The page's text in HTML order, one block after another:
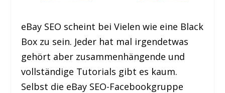
eBay SEO scheint bei Vielen wie eine Black
Box zu sein. Jeder hat mal irgendetwas
gehört aber zusammenhängende und
vollständige Tutorials gibt es kaum.
Selbst die eBay SEO-Facebookgruppe